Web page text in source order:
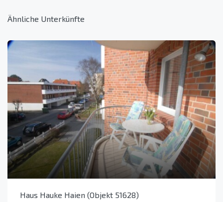
Ähnliche Unterkünfte
Haus Hauke Haien (Objekt 51628)